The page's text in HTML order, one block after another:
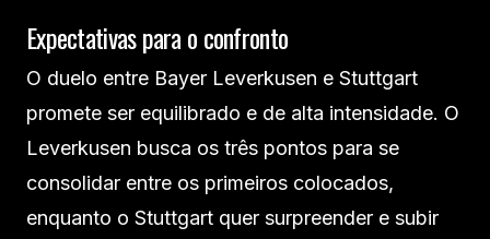
Expectativas para o confronto
O duelo entre Bayer Leverkusen e Stuttgart
promete ser equilibrado e de alta intensidade. O
Leverkusen busca os três pontos para se
consolidar entre os primeiros colocados,
enquanto o Stuttgart quer surpreender e subir